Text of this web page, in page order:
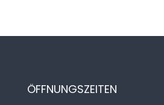
ÖFFNUNGSZEITEN